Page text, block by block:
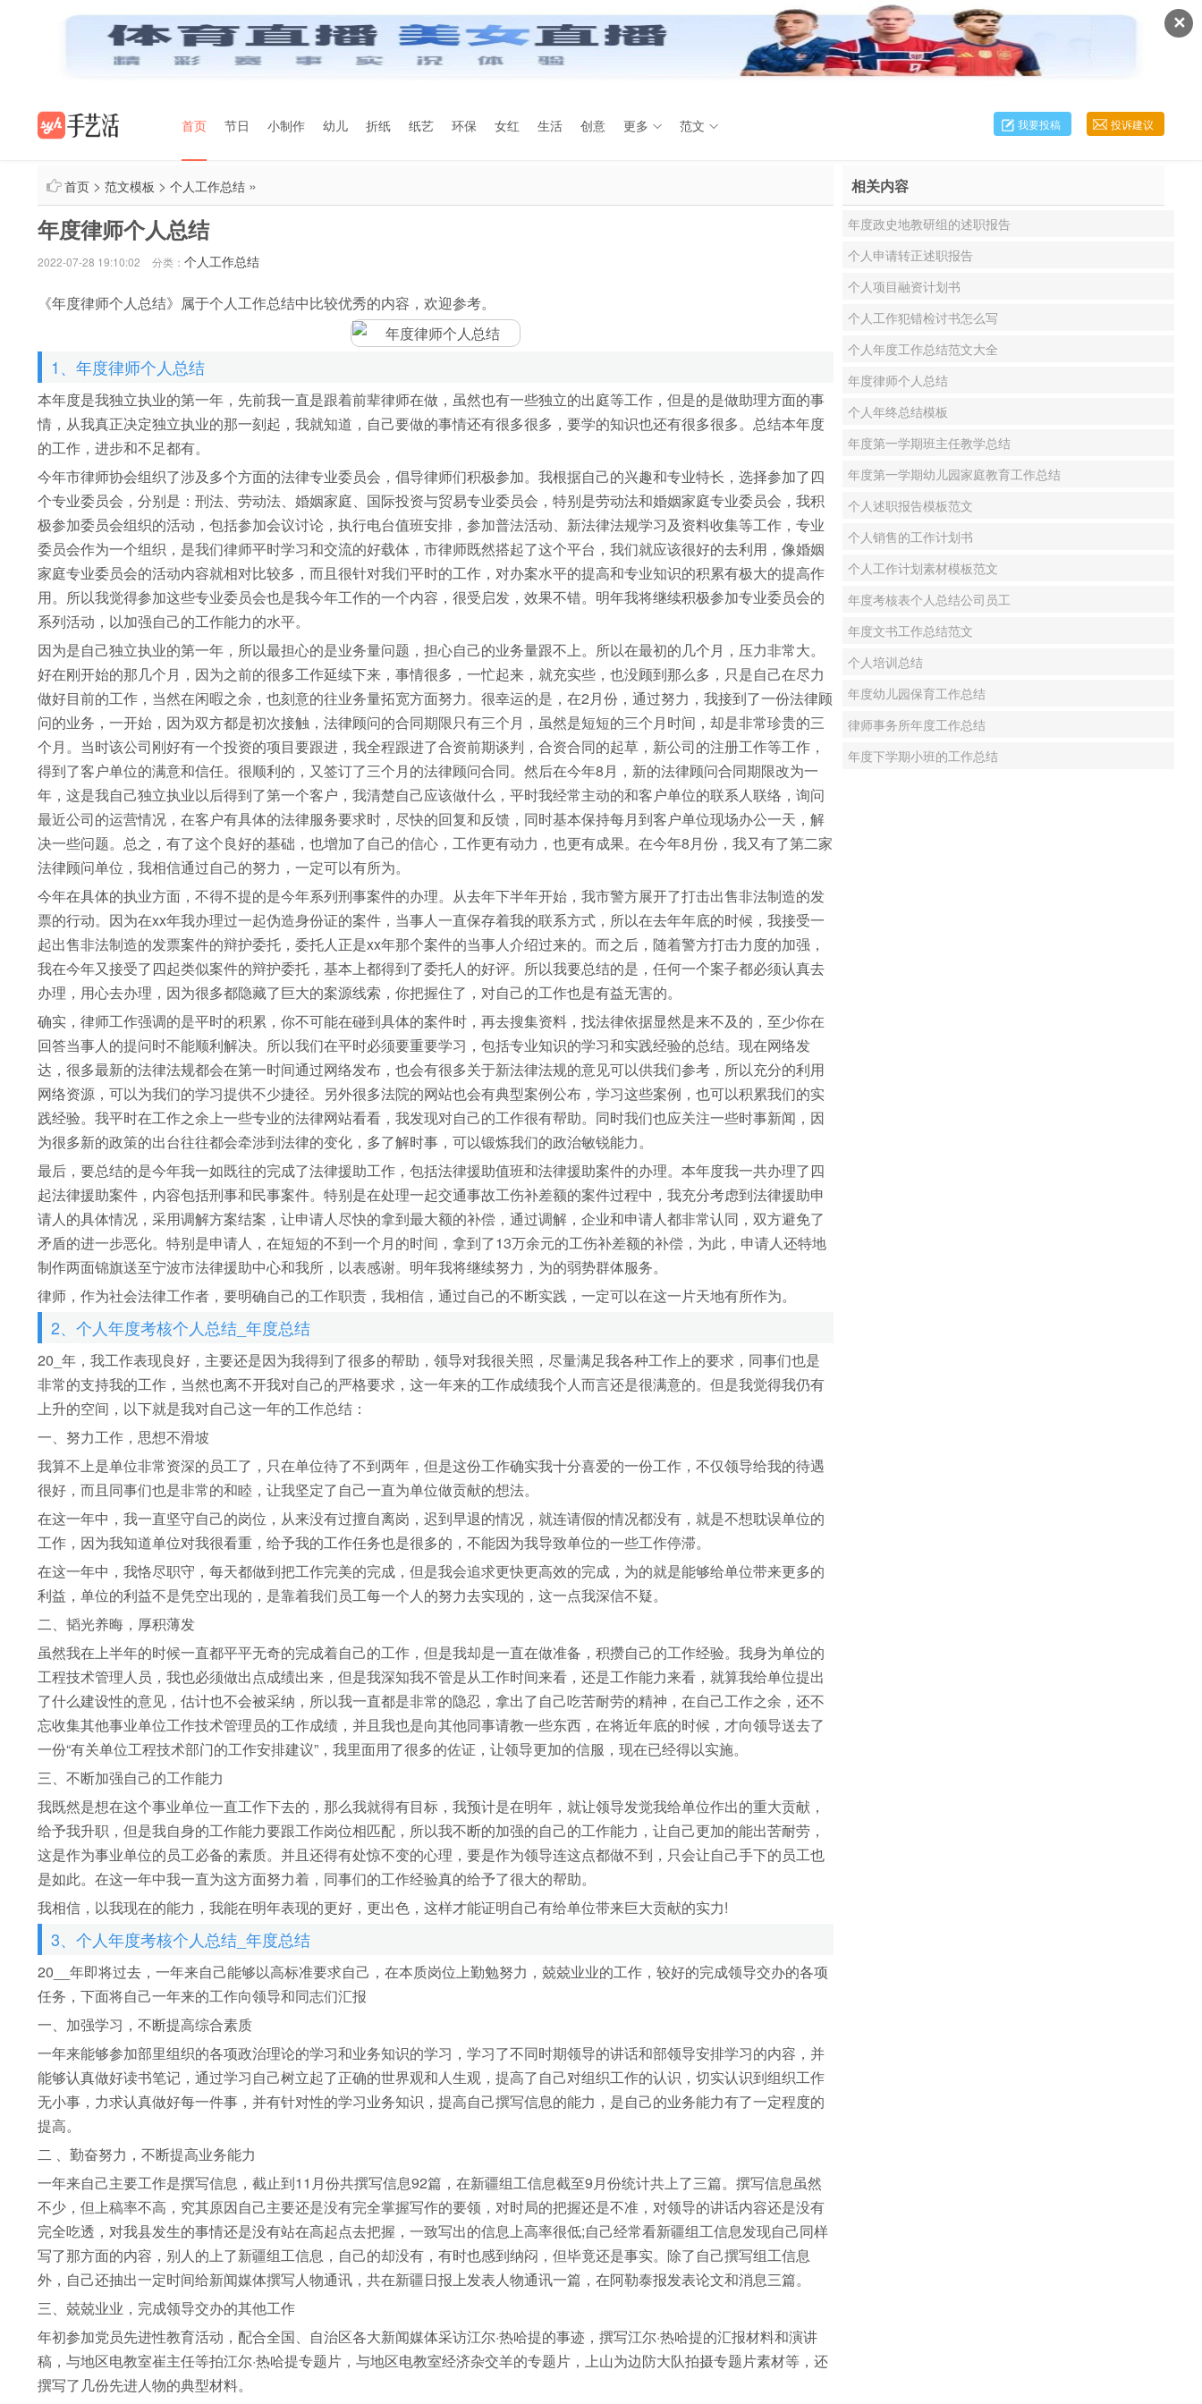
✕
首页 节日 小制作 幼儿 折纸 纸艺 环保 女红 生活 创意 更多 范文 我要投稿 投诉建议
首页 > 范文模板 > 个人工作总结 »
年度律师个人总结
2022-07-28 19:10:02 分类： 个人工作总结
《年度律师个人总结》属于个人工作总结中比较优秀的内容，欢迎参考。
1、年度律师个人总结
本年度是我独立执业的第一年，先前我一直是跟着前辈律师在做，虽然也有一些独立的出庭等工作，但是的是做助理方面的事
情，从我真正决定独立执业的那一刻起，我就知道，自己要做的事情还有很多很多，要学的知识也还有很多很多。总结本年度
的工作，进步和不足都有。
今年市律师协会组织了涉及多个方面的法律专业委员会，倡导律师们积极参加。我根据自己的兴趣和专业特长，选择参加了四
个专业委员会，分别是：刑法、劳动法、婚姻家庭、国际投资与贸易专业委员会，特别是劳动法和婚姻家庭专业委员会，我积
极参加委员会组织的活动，包括参加会议讨论，执行电台值班安排，参加普法活动、新法律法规学习及资料收集等工作，专业
委员会作为一个组织，是我们律师平时学习和交流的好载体，市律师既然搭起了这个平台，我们就应该很好的去利用，像婚姻
家庭专业委员会的活动内容就相对比较多，而且很针对我们平时的工作，对办案水平的提高和专业知识的积累有极大的提高作
用。所以我觉得参加这些专业委员会也是我今年工作的一个内容，很受启发，效果不错。明年我将继续积极参加专业委员会的
系列活动，以加强自己的工作能力的水平。
因为是自己独立执业的第一年，所以最担心的是业务量问题，担心自己的业务量跟不上。所以在最初的几个月，压力非常大。
好在刚开始的那几个月，因为之前的很多工作延续下来，事情很多，一忙起来，就充实些，也没顾到那么多，只是自己在尽力
做好目前的工作，当然在闲暇之余，也刻意的往业务量拓宽方面努力。很幸运的是，在2月份，通过努力，我接到了一份法律顾
问的业务，一开始，因为双方都是初次接触，法律顾问的合同期限只有三个月，虽然是短短的三个月时间，却是非常珍贵的三
个月。当时该公司刚好有一个投资的项目要跟进，我全程跟进了合资前期谈判，合资合同的起草，新公司的注册工作等工作，
得到了客户单位的满意和信任。很顺利的，又签订了三个月的法律顾问合同。然后在今年8月，新的法律顾问合同期限改为一
年，这是我自己独立执业以后得到了第一个客户，我清楚自己应该做什么，平时我经常主动的和客户单位的联系人联络，询问
最近公司的运营情况，在客户有具体的法律服务要求时，尽快的回复和反馈，同时基本保持每月到客户单位现场办公一天，解
决一些问题。总之，有了这个良好的基础，也增加了自己的信心，工作更有动力，也更有成果。在今年8月份，我又有了第二家
法律顾问单位，我相信通过自己的努力，一定可以有所为。
今年在具体的执业方面，不得不提的是今年系列刑事案件的办理。从去年下半年开始，我市警方展开了打击出售非法制造的发
票的行动。因为在xx年我办理过一起伪造身份证的案件，当事人一直保存着我的联系方式，所以在去年年底的时候，我接受一
起出售非法制造的发票案件的辩护委托，委托人正是xx年那个案件的当事人介绍过来的。而之后，随着警方打击力度的加强，
我在今年又接受了四起类似案件的辩护委托，基本上都得到了委托人的好评。所以我要总结的是，任何一个案子都必须认真去
办理，用心去办理，因为很多都隐藏了巨大的案源线索，你把握住了，对自己的工作也是有益无害的。
确实，律师工作强调的是平时的积累，你不可能在碰到具体的案件时，再去搜集资料，找法律依据显然是来不及的，至少你在
回答当事人的提问时不能顺利解决。所以我们在平时必须要重要学习，包括专业知识的学习和实践经验的总结。现在网络发
达，很多最新的法律法规都会在第一时间通过网络发布，也会有很多关于新法律法规的意见可以供我们参考，所以充分的利用
网络资源，可以为我们的学习提供不少捷径。另外很多法院的网站也会有典型案例公布，学习这些案例，也可以积累我们的实
践经验。我平时在工作之余上一些专业的法律网站看看，我发现对自己的工作很有帮助。同时我们也应关注一些时事新闻，因
为很多新的政策的出台往往都会牵涉到法律的变化，多了解时事，可以锻炼我们的政治敏锐能力。
最后，要总结的是今年我一如既往的完成了法律援助工作，包括法律援助值班和法律援助案件的办理。本年度我一共办理了四
起法律援助案件，内容包括刑事和民事案件。特别是在处理一起交通事故工伤补差额的案件过程中，我充分考虑到法律援助申
请人的具体情况，采用调解方案结案，让申请人尽快的拿到最大额的补偿，通过调解，企业和申请人都非常认同，双方避免了
矛盾的进一步恶化。特别是申请人，在短短的不到一个月的时间，拿到了13万余元的工伤补差额的补偿，为此，申请人还特地
制作两面锦旗送至宁波市法律援助中心和我所，以表感谢。明年我将继续努力，为的弱势群体服务。
律师，作为社会法律工作者，要明确自己的工作职责，我相信，通过自己的不断实践，一定可以在这一片天地有所作为。
2、个人年度考核个人总结_年度总结
20_年，我工作表现良好，主要还是因为我得到了很多的帮助，领导对我很关照，尽量满足我各种工作上的要求，同事们也是
非常的支持我的工作，当然也离不开我对自己的严格要求，这一年来的工作成绩我个人而言还是很满意的。但是我觉得我仍有
上升的空间，以下就是我对自己这一年的工作总结：
一、努力工作，思想不滑坡
我算不上是单位非常资深的员工了，只在单位待了不到两年，但是这份工作确实我十分喜爱的一份工作，不仅领导给我的待遇
很好，而且同事们也是非常的和睦，让我坚定了自己一直为单位做贡献的想法。
在这一年中，我一直坚守自己的岗位，从来没有过擅自离岗，迟到早退的情况，就连请假的情况都没有，就是不想耽误单位的
工作，因为我知道单位对我很看重，给予我的工作任务也是很多的，不能因为我导致单位的一些工作停滞。
在这一年中，我恪尽职守，每天都做到把工作完美的完成，但是我会追求更快更高效的完成，为的就是能够给单位带来更多的
利益，单位的利益不是凭空出现的，是靠着我们员工每一个人的努力去实现的，这一点我深信不疑。
二、韬光养晦，厚积薄发
虽然我在上半年的时候一直都平平无奇的完成着自己的工作，但是我却是一直在做准备，积攒自己的工作经验。我身为单位的
工程技术管理人员，我也必须做出点成绩出来，但是我深知我不管是从工作时间来看，还是工作能力来看，就算我给单位提出
了什么建设性的意见，估计也不会被采纳，所以我一直都是非常的隐忍，拿出了自己吃苦耐劳的精神，在自己工作之余，还不
忘收集其他事业单位工作技术管理员的工作成绩，并且我也是向其他同事请教一些东西，在将近年底的时候，才向领导送去了
一份“有关单位工程技术部门的工作安排建议”，我里面用了很多的佐证，让领导更加的信服，现在已经得以实施。
三、不断加强自己的工作能力
我既然是想在这个事业单位一直工作下去的，那么我就得有目标，我预计是在明年，就让领导发觉我给单位作出的重大贡献，
给予我升职，但是我自身的工作能力要跟工作岗位相匹配，所以我不断的加强的自己的工作能力，让自己更加的能出苦耐劳，
这是作为事业单位的员工必备的素质。并且还得有处惊不变的心理，要是作为领导连这点都做不到，只会让自己手下的员工也
是如此。在这一年中我一直为这方面努力着，同事们的工作经验真的给予了很大的帮助。
我相信，以我现在的能力，我能在明年表现的更好，更出色，这样才能证明自己有给单位带来巨大贡献的实力!
3、个人年度考核个人总结_年度总结
20__年即将过去，一年来自己能够以高标准要求自己，在本质岗位上勤勉努力，兢兢业业的工作，较好的完成领导交办的各项
任务，下面将自己一年来的工作向领导和同志们汇报
一、加强学习，不断提高综合素质
一年来能够参加部里组织的各项政治理论的学习和业务知识的学习，学习了不同时期领导的讲话和部领导安排学习的内容，并
能够认真做好读书笔记，通过学习自己树立起了正确的世界观和人生观，提高了自己对组织工作的认识，切实认识到组织工作
无小事，力求认真做好每一件事，并有针对性的学习业务知识，提高自己撰写信息的能力，是自己的业务能力有了一定程度的
提高。
二 、勤奋努力，不断提高业务能力
一年来自己主要工作是撰写信息，截止到11月份共撰写信息92篇，在新疆组工信息截至9月份统计共上了三篇。撰写信息虽然
不少，但上稿率不高，究其原因自己主要还是没有完全掌握写作的要领，对时局的把握还是不准，对领导的讲话内容还是没有
完全吃透，对我县发生的事情还是没有站在高起点去把握，一致写出的信息上高率很低;自己经常看新疆组工信息发现自己同样
写了那方面的内容，别人的上了新疆组工信息，自己的却没有，有时也感到纳闷，但毕竟还是事实。除了自己撰写组工信息
外，自己还抽出一定时间给新闻媒体撰写人物通讯，共在新疆日报上发表人物通讯一篇，在阿勒泰报发表论文和消息三篇。
三、兢兢业业，完成领导交办的其他工作
年初参加党员先进性教育活动，配合全国、自治区各大新闻媒体采访江尔·热哈提的事迹，撰写江尔·热哈提的汇报材料和演讲
稿，与地区电教室崔主任等拍江尔·热哈提专题片，与地区电教室经济杂交羊的专题片，上山为边防大队拍摄专题片素材等，还
撰写了几份先进人物的典型材料。
相关内容
年度政史地教研组的述职报告
个人申请转正述职报告
个人项目融资计划书
个人工作犯错检讨书怎么写
个人年度工作总结范文大全
年度律师个人总结
个人年终总结模板
年度第一学期班主任教学总结
年度第一学期幼儿园家庭教育工作总结
个人述职报告模板范文
个人销售的工作计划书
个人工作计划素材模板范文
年度考核表个人总结公司员工
年度文书工作总结范文
个人培训总结
年度幼儿园保育工作总结
律师事务所年度工作总结
年度下学期小班的工作总结